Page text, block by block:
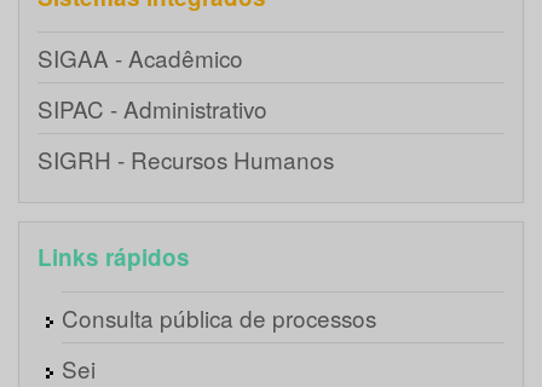
SIGAA - Acadêmico
SIPAC - Administrativo
SIGRH - Recursos Humanos
Links rápidos
Consulta pública de processos
Sei